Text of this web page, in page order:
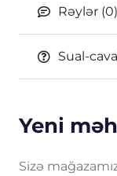
Rəylər (0)
Sual-
Yeni
Sizə